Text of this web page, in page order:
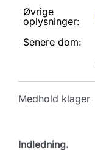
Øvrige
oplysninger:
Senere dom:
Medhold klager
Indledning.